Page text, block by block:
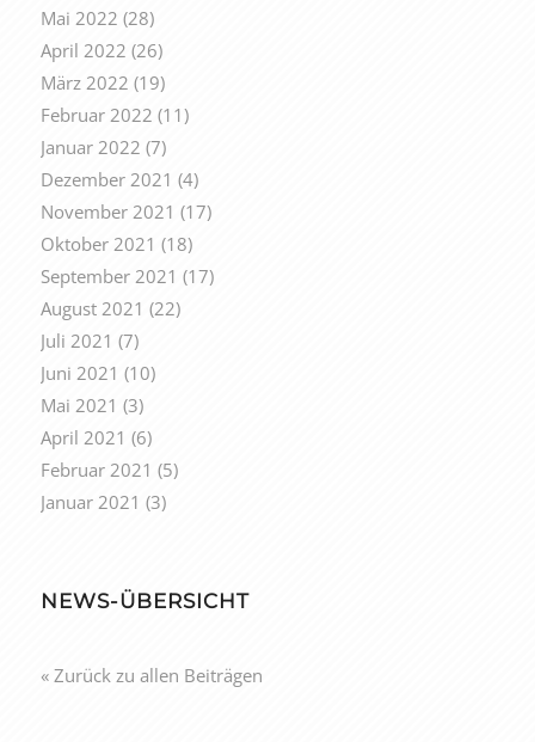
Mai 2022 (28)
April 2022 (26)
März 2022 (19)
Februar 2022 (11)
Januar 2022 (7)
Dezember 2021 (4)
November 2021 (17)
Oktober 2021 (18)
September 2021 (17)
August 2021 (22)
Juli 2021 (7)
Juni 2021 (10)
Mai 2021 (3)
April 2021 (6)
Februar 2021 (5)
Januar 2021 (3)
NEWS-ÜBERSICHT
« Zurück zu allen Beiträgen